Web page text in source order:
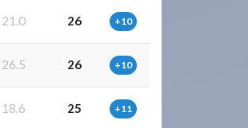
21.0 26 +10
26.5 26 +10
18.6 25 +11